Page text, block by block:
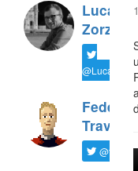
Luca
Zorzi
@LucaTNT
Travaini
@ftrava